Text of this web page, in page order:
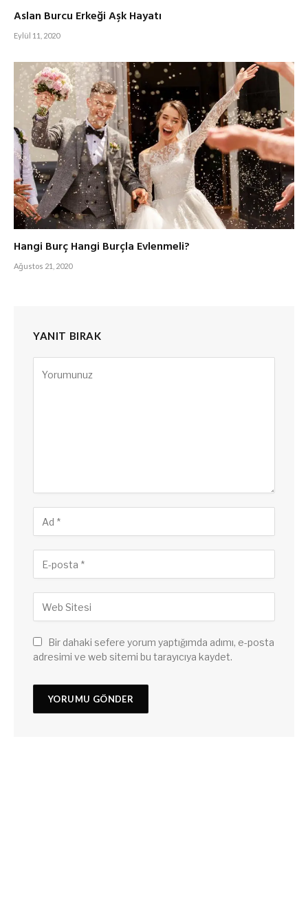
Aslan Burcu Erkeği Aşk Hayatı
Eylül 11, 2020
Hangi Burç Hangi Burçla Evlenmeli?
Ağustos 21, 2020
YANIT BIRAK
Bir dahaki sefere yorum yaptığımda adımı, e-posta
adresimi ve web sitemi bu tarayıcıya kaydet.